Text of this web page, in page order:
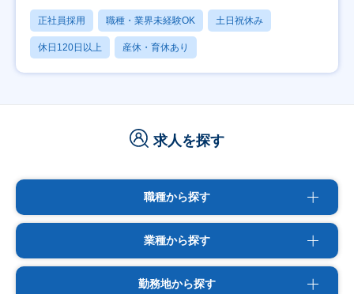
正社員採用 職種・業界未経験OK 土日祝休み
休日120日以上 産休・育休あり
求人を探す
職種から探す
業種から探す
勤務地から探す